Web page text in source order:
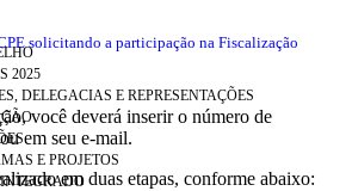
2025
DELEGACIAS E REPRESENTAÇÕES
E PROJETOS
solicitando a participação na Fiscalização
você deverá inserir o número de
em seu e-mail.
em duas etapas, conforme abaixo: